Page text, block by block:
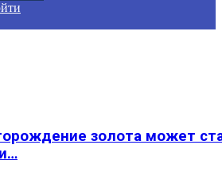
золота может